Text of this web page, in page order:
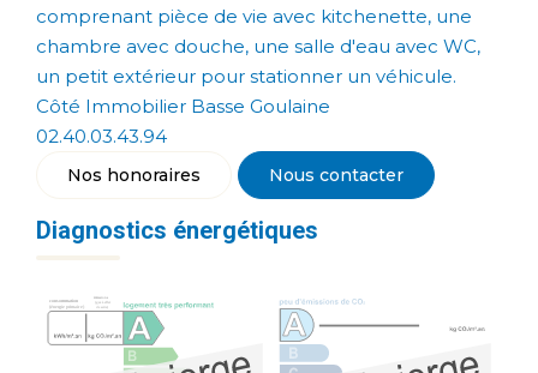
comprenant pièce de vie avec kitchenette, une
chambre avec douche, une salle d'eau avec WC,
un petit extérieur pour stationner un véhicule.
Côté Immobilier Basse Goulaine
02.40.03.43.94
Nos honoraires Nous contacter
Diagnostics énergétiques